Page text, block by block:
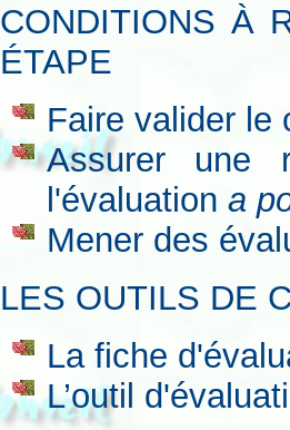
CONDITIONS À
ÉTAPE
Faire valider le
Assurer une
l'évaluation a
Mener des
LES OUTILS DE
La fiche
L’outil